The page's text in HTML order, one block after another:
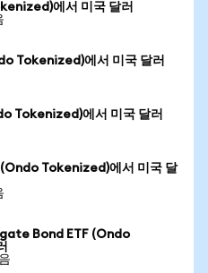
에서 미국 달러
Tokenized)에서 미국 달러
Tokenized)에서 미국 달러
(Ondo Tokenized)에서 미국 달
Bond ETF (Ondo